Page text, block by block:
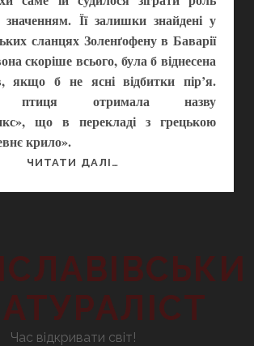
Її залишки знайдені у
сланцях Золенґофену в Баварії
скоріше всього, була б віднесена
якщо б не ясні відбитки пір’я.
птиця отримала назву
що в перекладі з грецькою
крило».
ЧИТАТИ ДАЛІ…
Час відкривати світ!